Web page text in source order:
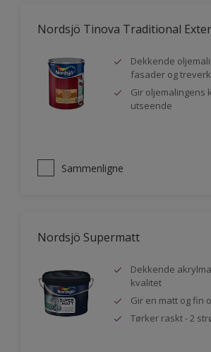
Nordsjö Tinova Traditional
Dekkende
fasader og
Gir oljemalingens
utseende
Sammenligne
Nordsjö Supermatt
Dekkende
kvalitet
Gir en matt og fin
Tørker raskt - 2